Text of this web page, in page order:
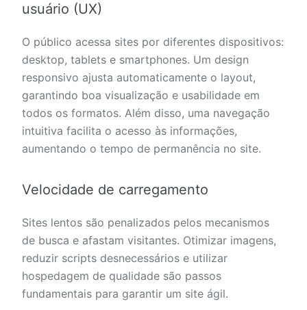
usuário (UX)
O público acessa sites por diferentes dispositivos:
desktop, tablets e smartphones. Um design
responsivo ajusta automaticamente o layout,
garantindo boa visualização e usabilidade em
todos os formatos. Além disso, uma navegação
intuitiva facilita o acesso às informações,
aumentando o tempo de permanência no site.
Velocidade de carregamento
Sites lentos são penalizados pelos mecanismos
de busca e afastam visitantes. Otimizar imagens,
reduzir scripts desnecessários e utilizar
hospedagem de qualidade são passos
fundamentais para garantir um site ágil.